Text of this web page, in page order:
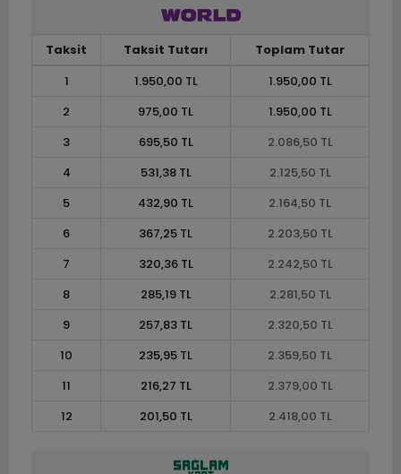
Taksit Taksit Tutarı
Toplam Tutar
1
1.950,00 TL
1.950,00 TL
2
975,00 TL
1.950,00 TL
3
695,50 TL
2.086,50 TL
4
531,38 TL
2.125,50 TL
5
432,90 TL
2.164,50 TL
6
367,25 TL
2.203,50 TL
7
320,36 TL
2.242,50 TL
8
285,19 TL
2.281,50 TL
9
257,83 TL
2.320,50 TL
10
235,95 TL
2.359,50 TL
11
216,27 TL
2.379,00 TL
12
201,50 TL 2.418,00 TL